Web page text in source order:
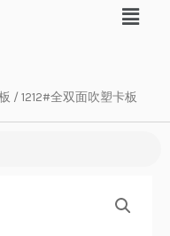
/ 1212#全双面吹塑卡板